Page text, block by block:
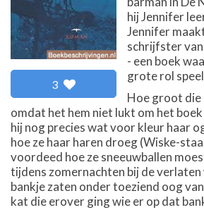
3
hij Jennifer
Jennifer
schrijfster
- een boek
grote rol
Hoe groot die
omdat het hem niet lukt om het
hij nog precies wat voor kleur haar
hoe ze haar haren droeg (Wiske-
voordeed hoe ze sneeuwballen
tijdens zomernachten bij de
bankje zaten onder toeziend oog
kat die erover ging wie er op dat